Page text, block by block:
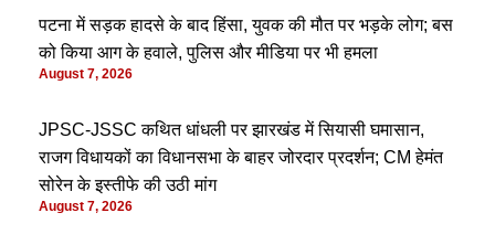
पटना में सड़क हादसे के बाद हिंसा, युवक की मौत पर भड़के लोग; बस
को किया आग के हवाले, पुलिस और मीडिया पर भी हमला
August 7, 2026
JPSC-JSSC कथित धांधली पर झारखंड में सियासी घमासान,
राजग विधायकों का विधानसभा के बाहर जोरदार प्रदर्शन; CM हेमंत
सोरेन के इस्तीफे की उठी मांग
August 7, 2026